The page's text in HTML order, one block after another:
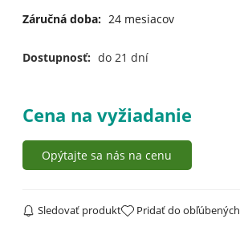
Záručná doba: 24 mesiacov
Dostupnosť: do 21 dní
Cena na vyžiadanie
Opýtajte sa nás na cenu
Sledovať produkt Pridať do obľúbených